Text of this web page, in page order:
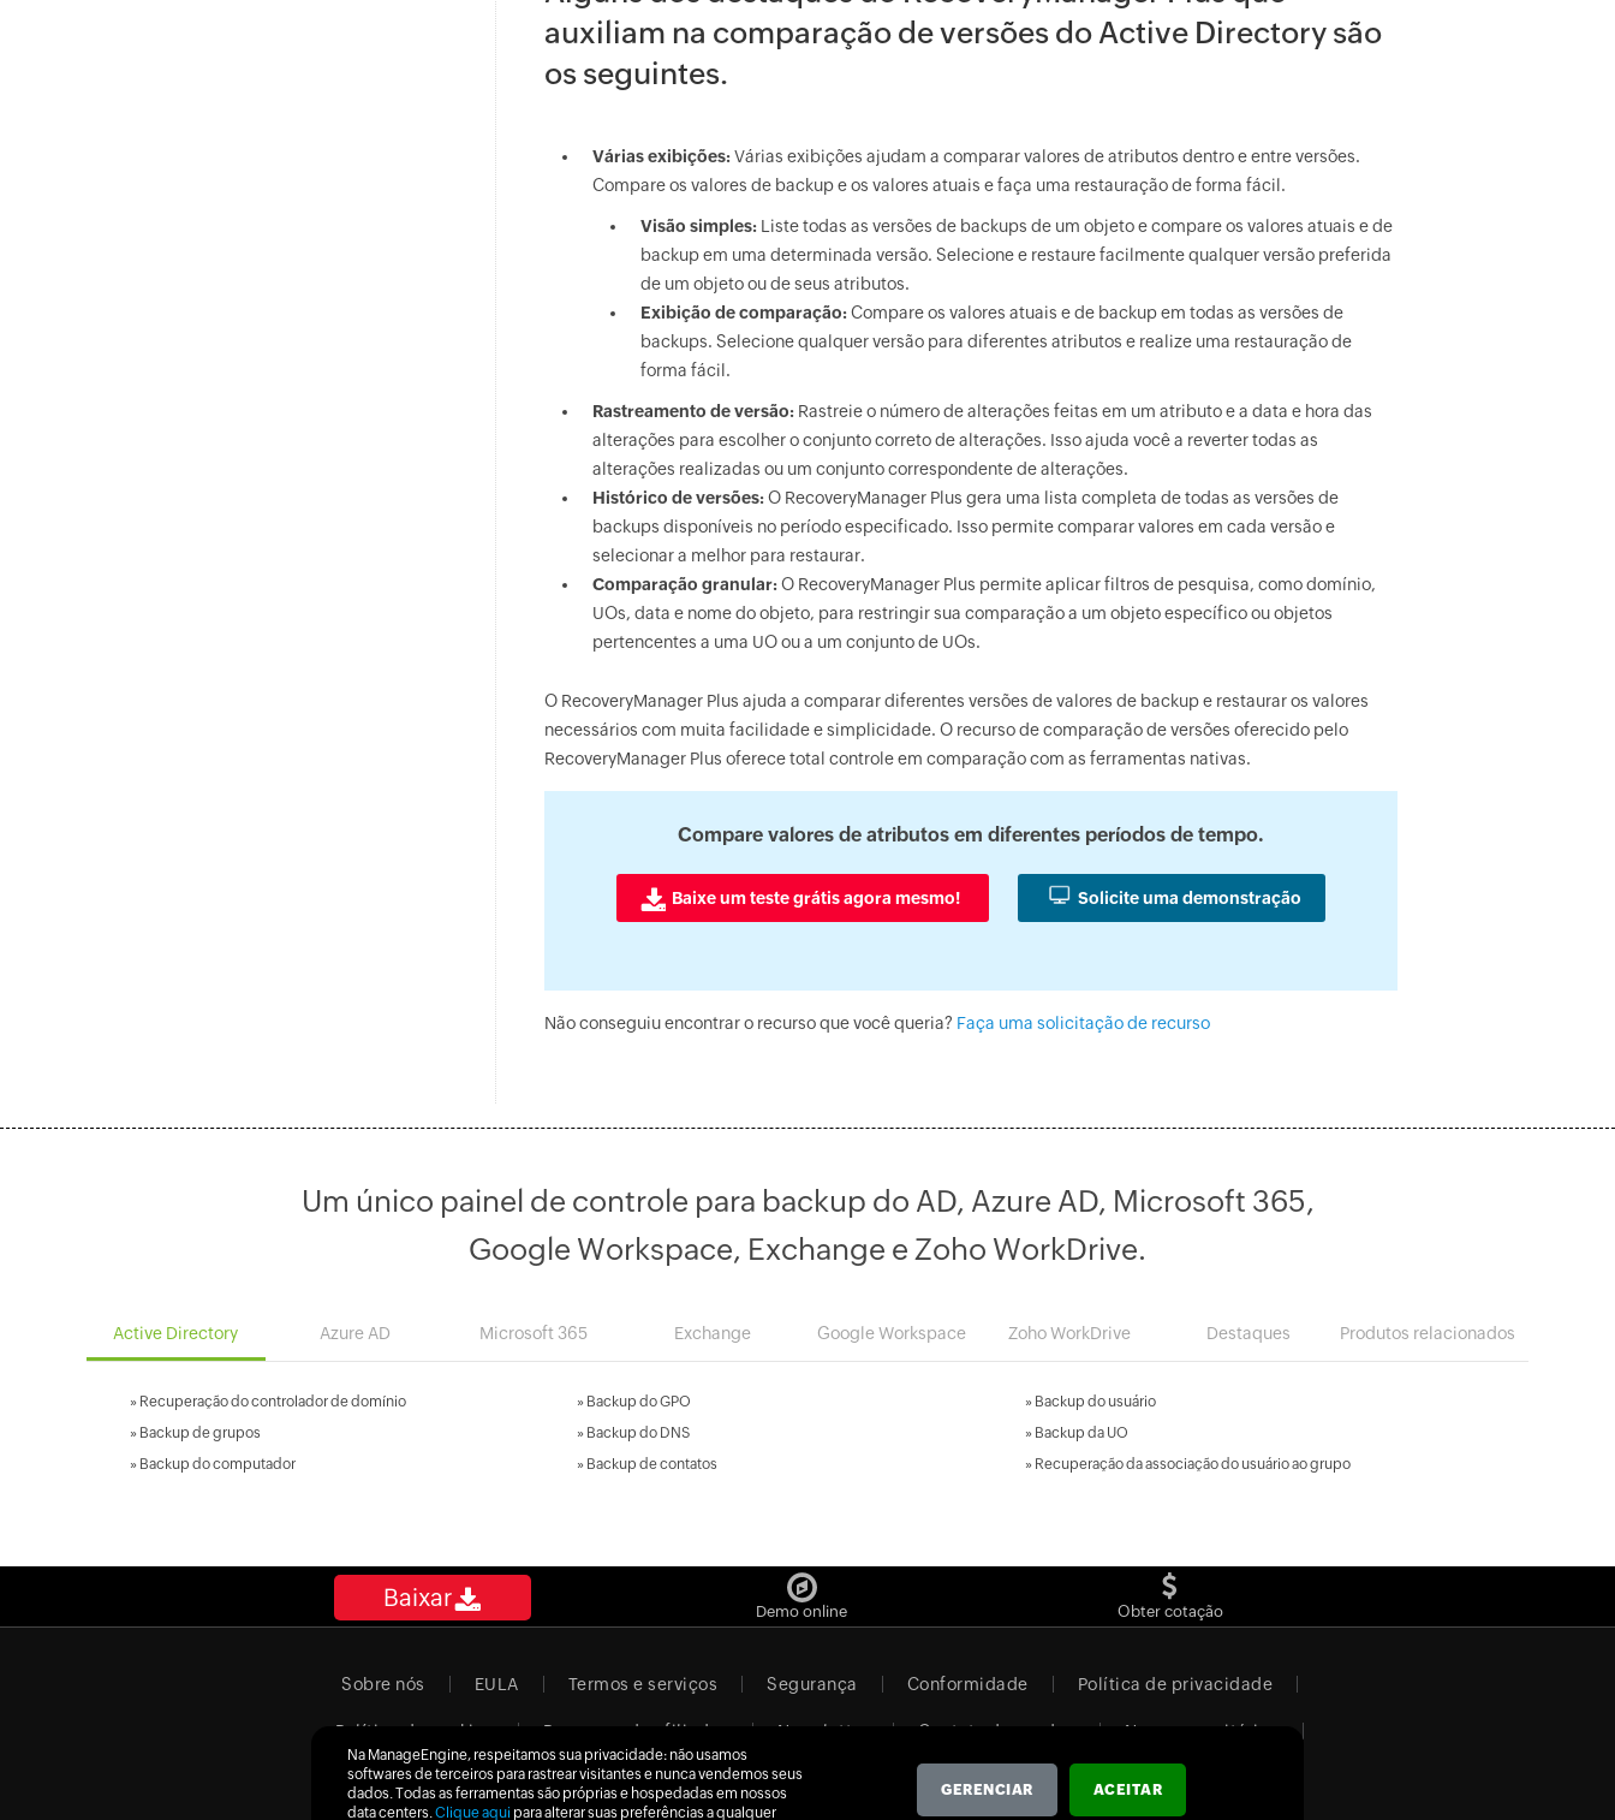
auxiliam na comparação de versões do Active Directory são
os seguintes.
Várias exibições:Várias exibições ajudam a comparar valores de atributos dentro e entre versões.
Compare os valores de backup e os valores atuais e faça uma restauração de forma fácil.
Visão simples: Liste todas as versões de backups de um objeto e compare os valores atuais e de
backup em uma determinada versão. Selecione e restaure facilmente qualquer versão preferida
de um objeto ou de seus atributos.
Exibição de comparação:Compare os valores atuais e de backup em todas as versões de
backups. Selecione qualquer versão para diferentes atributos e realize uma restauração de
forma fácil.
Rastreamento de versão: Rastreie o número de alterações feitas em um atributo e a data e hora das
alterações para escolher o conjunto correto de alterações. Isso ajuda você a reverter todas as
alterações realizadas ou um conjunto correspondente de alterações.
Histórico de versões:O RecoveryManager Plus gera uma lista completa de todas as versões de
backups disponíveis no período especificado. Isso permite comparar valores em cada versão e
selecionar a melhor para restaurar.
Comparação granular:O RecoveryManager Plus permite aplicar filtros de pesquisa, como domínio,
UOs, data e nome do objeto, para restringir sua comparação a um objeto específico ou objetos
pertencentes a uma UO ou a um conjunto de UOs.
O RecoveryManager Plus ajuda a comparar diferentes versões de valores de backup e restaurar os valores
necessários com muita facilidade e simplicidade. O recurso de comparação de versões oferecido pelo
RecoveryManager Plus oferece total controle em comparação com as ferramentas nativas.
Compare valores de atributos em diferentes períodos de tempo.
Baixe um teste grátis agora mesmo! Solicite uma demonstração
Não conseguiu encontrar o recurso que você queria? Faça uma solicitação de recurso
Um único painel de controle para backup do AD, Azure AD, Microsoft 365,
Google Workspace, Exchange e Zoho WorkDrive.
Active Directory Azure AD Microsoft 365 Exchange Google Workspace Zoho WorkDrive Destaques Produtos relacionados
» Recuperação do controlador de domínio
» Backup de grupos
» Backup do computador
» Backup do GPO
» Backup do DNS
» Backup de contatos
» Backup do usuário
» Backup da UO
» Recuperação da associação do usuário ao grupo
Baixar
Demo online Obter cotação
Sobre nós EULA Termos e serviços Segurança Conformidade Política de privacidade
Política de cookies Programa de afiliados Newsletter Contato de vendas Nossos escritórios
Brazil (Português)
Na ManageEngine, respeitamos sua privacidade: não usamos
softwares de terceiros para rastrear visitantes e nunca vendemos seus
dados. Todas as ferramentas são próprias e hospedadas em nossos
data centers.Clique aqui para alterar suas preferências a qualquer
GERENCIAR ACEITAR